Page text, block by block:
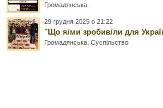
Громадянська
29 грудня 2025 о 21:22
"Що я/ми зробив/ли для
Громадянська ,Суспільство